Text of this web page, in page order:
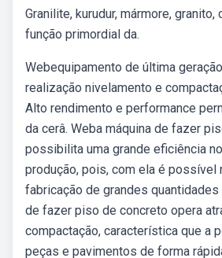
Granilite, kurudur, mármore, granito,
função primordial da.
Webequipamento de última
realização nivelamento e
Alto rendimento e performance
da cerâ. Weba máquina de fazer
possibilita uma grande eficiência
produção, pois, com ela é possível
fabricação de grandes quantidades
de fazer piso de concreto opera
compactação, característica que a
peças e pavimentos de forma